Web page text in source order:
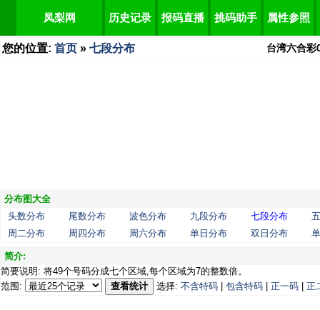
凤梨网 历史记录 报码直播 挑码助手 属性参照
您的位置: 首页 » 七段分布 台湾六合彩
分布图大全
头数分布
尾数分布 波色分布 九段分布 七段分布
周二分布
周四分布 周六分布 单日分布 双日分布
简介:
简要说明: 将49个号码分成七个区域,每个区域为7的整数倍。
范围:
查看统计 选择: 不含特码 包含特码 正一码 正